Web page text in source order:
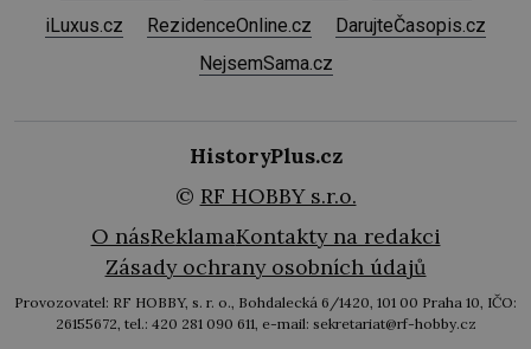
iLuxus.cz
RezidenceOnline.cz
DarujteČasopis.cz
NejsemSama.cz
HistoryPlus.cz
© RF HOBBY s.r.o.
O násReklamaKontakty na redakci
Zásady ochrany osobních údajů
Provozovatel: RF HOBBY, s. r. o., Bohdalecká 6/1420, 101 00 Praha 10, IČO:
26155672, tel.: 420 281 090 611, e-mail: sekretariat@rf-hobby.cz